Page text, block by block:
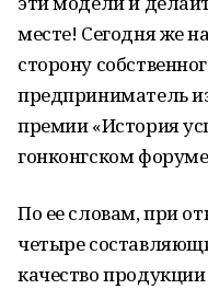
месте! Сегодня же
сторону
предприниматель
премии «История
гонконгском
По ее словам, при
четыре
качество